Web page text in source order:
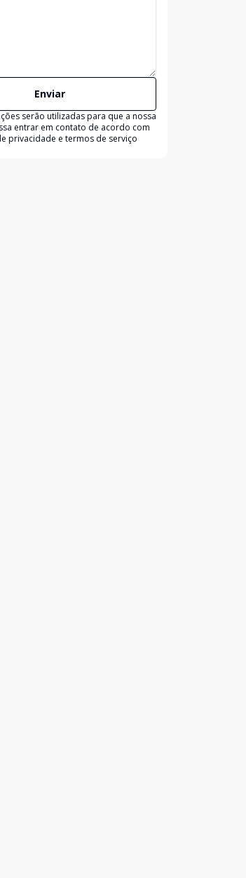
Enviar
serão utilizadas para que a nossa
entrar em contato de acordo com
privacidade e termos de serviço